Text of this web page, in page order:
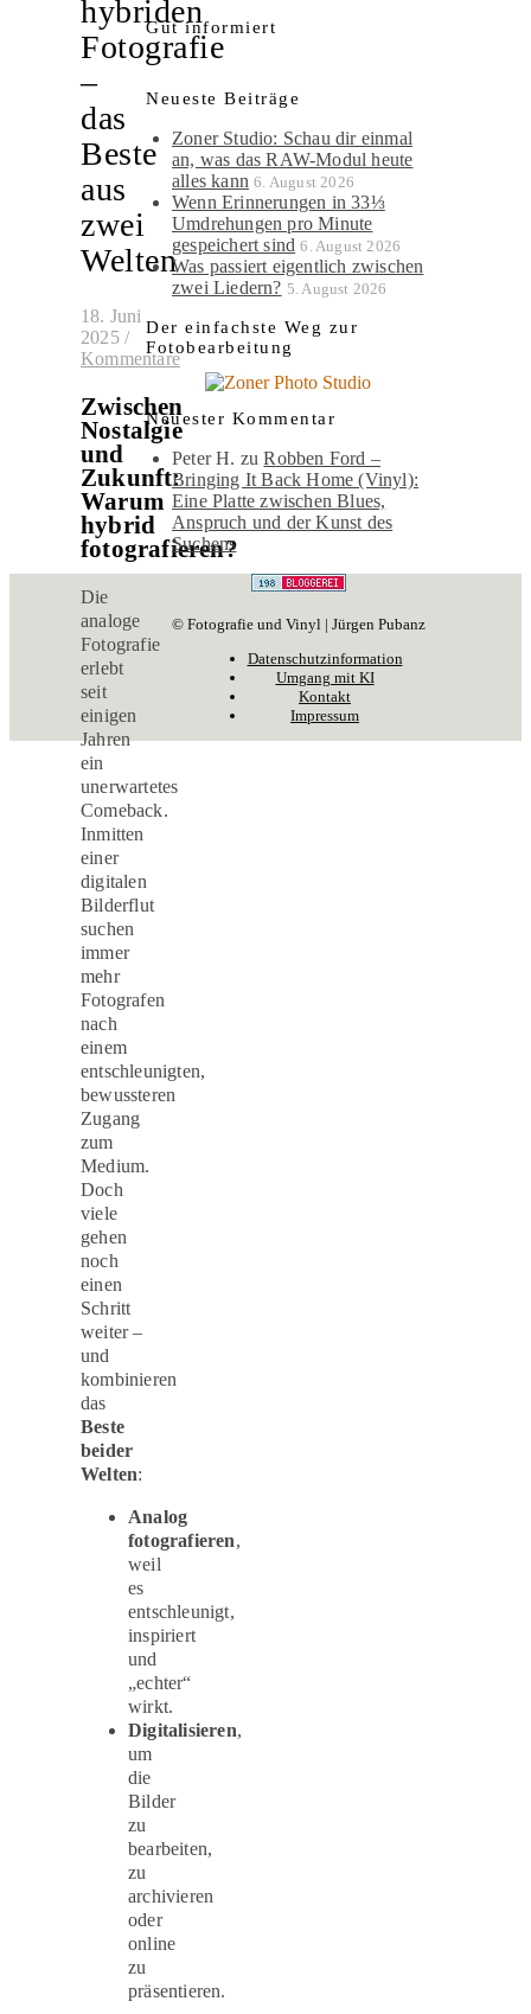
hybriden
Fotografie
–
das
Beste
aus
zwei
Welten
18. Juni
2025 /
Kommentare
Zwischen
Nostalgie
und
Zukunft:
Warum
hybrid
fotografieren?
Die
analoge
Fotografie
erlebt
seit
einigen
Jahren
ein
unerwartetes
Comeback.
Inmitten
einer
digitalen
Bilderflut
suchen
immer
mehr
Fotografen
nach
einem
entschleunigten,
bewussteren
Zugang
zum
Medium.
Doch
viele
gehen
noch
einen
Schritt
weiter –
und
kombinieren
das
Beste
beider
Welten:
Analog
fotografieren,
weil
es
entschleunigt,
inspiriert
und
„echter“
wirkt.
Digitalisieren,
um
die
Bilder
zu
bearbeiten,
zu
archivieren
oder
online
zu
präsentieren.
Gut informiert
Neueste Beiträge
Zoner Studio: Schau dir einmal
an, was das RAW-Modul heute
alles kann 6. August 2026
Wenn Erinnerungen in 33⅓
Umdrehungen pro Minute
gespeichert sind 6. August 2026
Was passiert eigentlich zwischen
zwei Liedern? 5. August 2026
Der einfachste Weg zur
Fotobearbeitung
Neuester Kommentar
Peter H. zuRobben Ford –
Bringing It Back Home (Vinyl):
Eine Platte zwischen Blues,
Anspruch und der Kunst des
Suchens
© Fotografie und Vinyl | Jürgen Pubanz
Datenschutzinformation
Umgang mit KI
Kontakt
Impressum